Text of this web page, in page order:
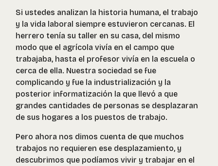
Si ustedes analizan la historia humana, el trabajo
y la vida laboral siempre estuvieron cercanas. El
herrero tenía su taller en su casa, del mismo
modo que el agrícola vivía en el campo que
trabajaba, hasta el profesor vivía en la escuela o
cerca de ella. Nuestra sociedad se fue
complicando y fue la industrialización y la
posterior informatización la que llevó a que
grandes cantidades de personas se desplazaran
de sus hogares a los puestos de trabajo.
Pero ahora nos dimos cuenta de que muchos
trabajos no requieren ese desplazamiento, y
descubrimos que podíamos vivir y trabajar en el